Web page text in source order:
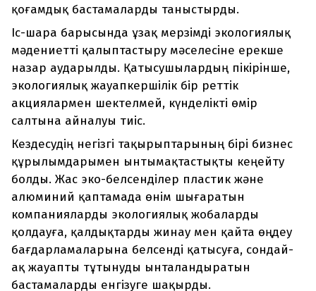
қоғамдық бастамаларды таныстырды.
Іс-шара барысында ұзақ мерзімді экологиялық
мәдениетті қалыптастыру мәселесіне ерекше
назар аударылды. Қатысушылардың пікірінше,
экологиялық жауапкершілік бір реттік
акциялармен шектелмей, күнделікті өмір
салтына айналуы тиіс.
Кездесудің негізгі тақырыптарының бірі бизнес
құрылымдарымен ынтымақтастықты кеңейту
болды. Жас эко-белсенділер пластик және
алюминий қаптамада өнім шығаратын
компанияларды экологиялық жобаларды
қолдауға, қалдықтарды жинау мен қайта өңдеу
бағдарламаларына белсенді қатысуға, сондай-
ақ жауапты тұтынуды ынталандыратын
бастамаларды енгізуге шақырды.